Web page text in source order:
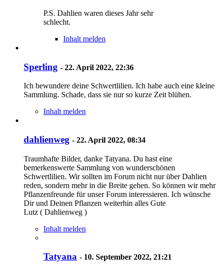
P.S. Dahlien waren dieses Jahr sehr
schlecht.
Inhalt melden
Sperling - 22. April 2022, 22:36
Ich bewundere deine Schwertlilien. Ich habe auch eine kleine
Sammlung. Schade, dass sie nur so kurze Zeit blühen.
Inhalt melden
dahlienweg - 22. April 2022, 08:34
Traumhafte Bilder, danke Tatyana. Du hast eine
bemerkenswerte Sammlung von wunderschönen
Schwertlilien. Wir sollten im Forum nicht nur über Dahlien
reden, sondern mehr in die Breite gehen. So können wir mehr
Pflanzenfreunde für unser Forum interessieren. Ich wünsche
Dir und Deinen Pflanzen weiterhin alles Gute
Lutz ( Dahlienweg )
Inhalt melden
Tatyana - 10. September 2022, 21:21